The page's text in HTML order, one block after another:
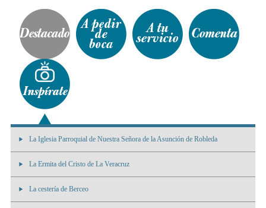
La Iglesia Parroquial de Nuestra Señora de la Asunción de Robleda
La Ermita del Cristo de La Veracruz
La cestería de Berceo